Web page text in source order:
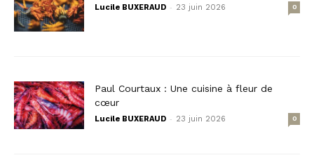
Lucile BUXERAUD - 23 juin 2026 0
Paul Courtaux : Une cuisine à fleur de
cœur
Lucile BUXERAUD - 23 juin 2026 0